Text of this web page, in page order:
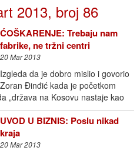
2013, broj 86
ĆOŠKARENJE: Trebaju nam
fabrike, ne tržni centri
20 Mar 2013
Izgleda da je dobro mislio i govorio
Zoran Đinđić kada je početkom
„država na Kosovu nastaje kao
UVOD U BIZNIS: Poslu nikad
kraja
20 Mar 2013